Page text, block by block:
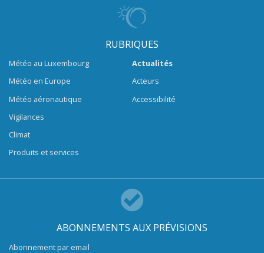
RUBRIQUES
Météo au Luxembourg
Météo en Europe
Météo aéronautique
Vigilances
Climat
Produits et services
Actualités
Acteurs
Accessibilité
ABONNEMENTS AUX PRÉVISIONS
Abonnement par email